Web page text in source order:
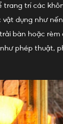
trang trí các
vật dụng như
bàn hoặc rèm
phép thuật,